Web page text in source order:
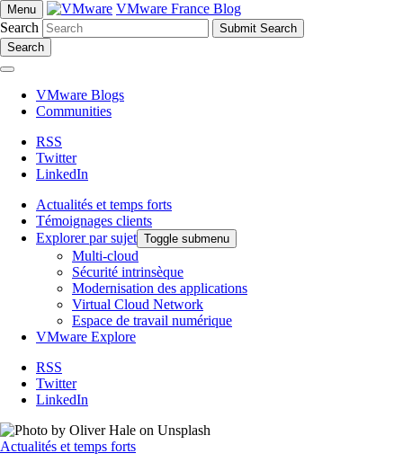
Menu
VMware France Blog
Search
Search
VMware Blogs
Communities
RSS
Twitter
LinkedIn
Actualités et temps forts
Témoignages clients
Explorer par sujet Toggle submenu
Multi-cloud
Sécurité intrinsèque
Modernisation des applications
Virtual Cloud Network
Espace de travail numérique
VMware Explore
RSS
Twitter
LinkedIn
Actualités et temps forts